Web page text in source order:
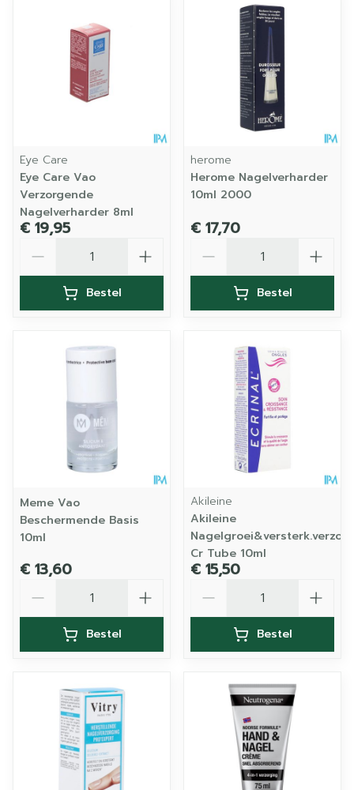
Eye Care
Eye Care Vao
Verzorgende
Nagelverharder 8ml
€ 19,95
Bestel
herome
Herome Nagelverharder
10ml 2000
€ 17,70
Bestel
Meme Vao
Beschermende Basis
10ml
€ 13,60
Bestel
Akileine
Akileine
Cr Tube 10ml
€ 15,50
Bestel